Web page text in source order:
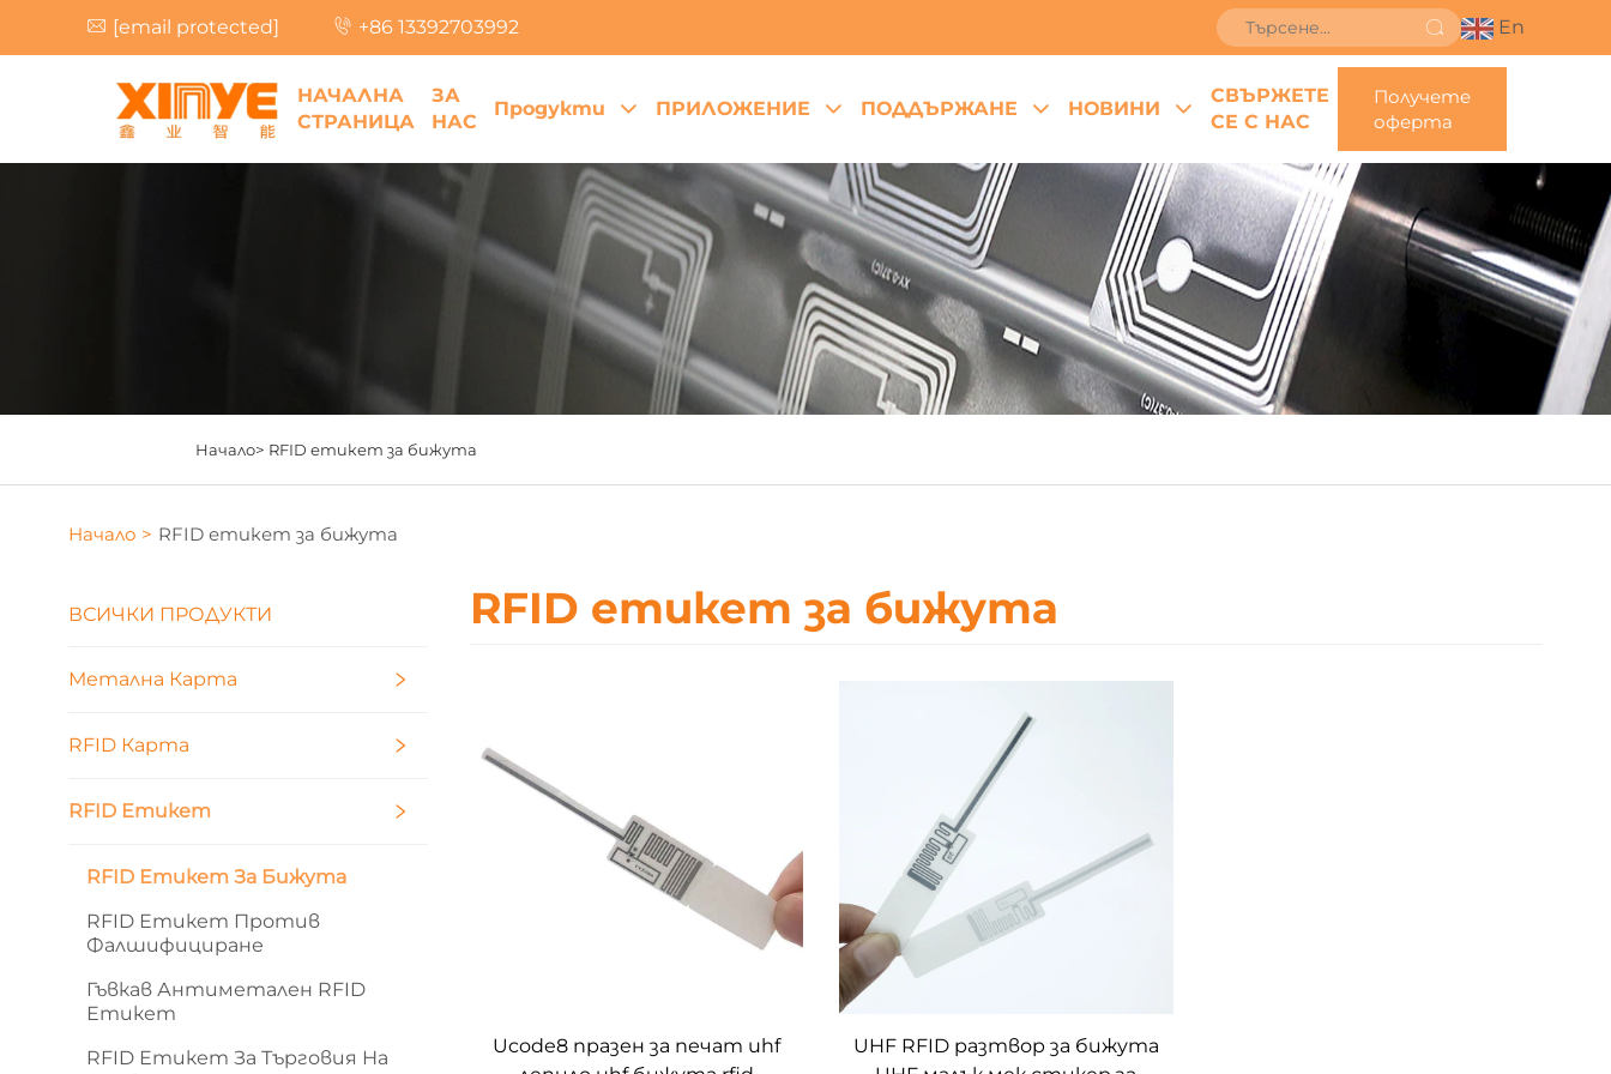
[email protected] +86 13392703992 En
НАЧАЛНА
СТРАНИЦА
ЗА
НАС
Продукти ПРИЛОЖЕНИЕ ПОДДЪРЖАНЕ НОВИНИ
СВЪРЖЕТЕ
СЕ С НАС
Получете
оферта
Начало> RFID етикет за бижута
Начало > RFID етикет за бижута
ВСИЧКИ ПРОДУКТИ
Метална Карта
RFID Карта
RFID Етикет
RFID Етикет За Бижута
RFID Етикет Против
Фалшифициране
Гъвкав Антиметален RFID
Етикет
RFID Етикет За Търговия На
RFID етикет за бижута
Ucode8 празен за печат uhf
UHF RFID разтвор за бижута